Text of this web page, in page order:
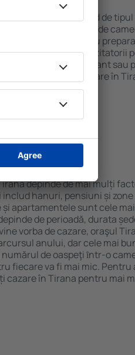
în Tirana depind de
Oaspeții pot beneficia de
ustensile pentru
acces la internet. Vizitatorii
o masă la restaurant sau
plus, pot rezerva cazare în
de la aeroport.
în Tirana?
depinde de mai mulți
hanuri, pensiuni și zone
apartamentele sunt cele
de perioadă, durata
vorba de cazare, oraşul
anului, dar cele mai
de oaspeţi ȋntr-o
fiecare va fi mai mic. Pentru
cazare în Tirana pentru mai